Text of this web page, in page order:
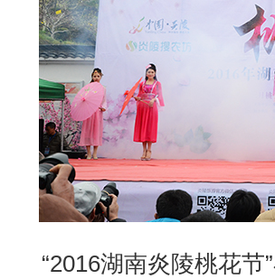
“2016湖南炎陵桃花